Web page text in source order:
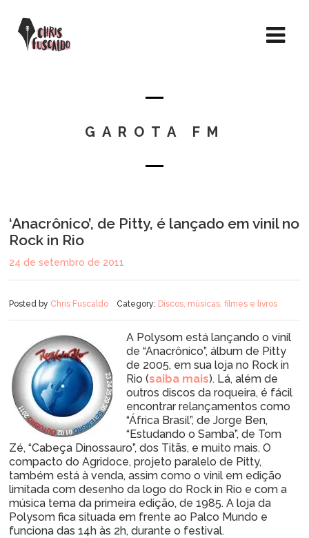
GAROTA FM
‘Anacrônico’, de Pitty, é lançado em vinil no
Rock in Rio
24 de setembro de 2011
Posted by Chris Fuscaldo Category: Discos, músicas, filmes e livros
A Polysom está lançando o vinil
de “Anacrônico”, álbum de Pitty
de 2005, em sua loja no Rock in
Rio (saiba mais). Lá, além de
outros discos da roqueira, é fácil
encontrar relançamentos como
“África Brasil”, de Jorge Ben,
“Estudando o Samba”, de Tom
Zé, “Cabeça Dinossauro”, dos Titãs, e muito mais. O
compacto do Agridoce, projeto paralelo de Pitty,
também está à venda, assim como o vinil em edição
limitada com desenho da logo do Rock in Rio e com a
música tema da primeira edição, de 1985. A loja da
Polysom fica situada em frente ao Palco Mundo e
funciona das 14h às 2h, durante o festival.